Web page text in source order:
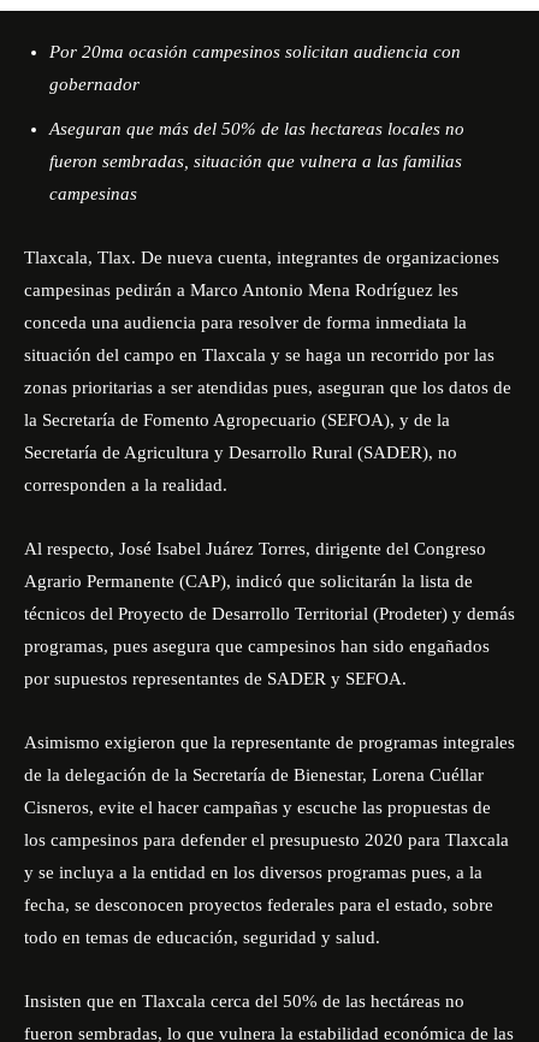
Por 20ma ocasión campesinos solicitan audiencia con
gobernador
Aseguran que más del 50% de las hectareas locales no
fueron sembradas, situación que vulnera a las familias
campesinas
Tlaxcala, Tlax. De nueva cuenta, integrantes de organizaciones
campesinas pedirán a Marco Antonio Mena Rodríguez les
conceda una audiencia para resolver de forma inmediata la
situación del campo en Tlaxcala y se haga un recorrido por las
zonas prioritarias a ser atendidas pues, aseguran que los datos de
la Secretaría de Fomento Agropecuario (SEFOA), y de la
Secretaría de Agricultura y Desarrollo Rural (SADER), no
corresponden a la realidad.
Al respecto, José Isabel Juárez Torres, dirigente del Congreso
Agrario Permanente (CAP), indicó que solicitarán la lista de
técnicos del Proyecto de Desarrollo Territorial (Prodeter) y demás
programas, pues asegura que campesinos han sido engañados
por supuestos representantes de SADER y SEFOA.
Asimismo exigieron que la representante de programas integrales
de la delegación de la Secretaría de Bienestar, Lorena Cuéllar
Cisneros, evite el hacer campañas y escuche las propuestas de
los campesinos para defender el presupuesto 2020 para Tlaxcala
y se incluya a la entidad en los diversos programas pues, a la
fecha, se desconocen proyectos federales para el estado, sobre
todo en temas de educación, seguridad y salud.
Insisten que en Tlaxcala cerca del 50% de las hectáreas no
fueron sembradas, lo que vulnera la estabilidad económica de las